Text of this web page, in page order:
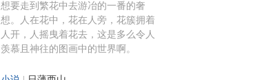
想要走到繁花中去游冶的一番的奢
想。人在花中，花在人旁，花簇拥着
人开，人摇曳着花去，这是多么令人
羡慕且神往的图画中的世界啊。